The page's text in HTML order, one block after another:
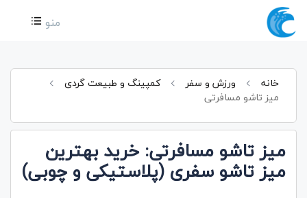
منو
خانه ورزش و سفر
کمپینگ و طبیعت گردی
میز تاشو مسافرتی
میز تاشو مسافرتی: خرید بهترین
میز تاشو سفری (پلاستیکی و چوبی)